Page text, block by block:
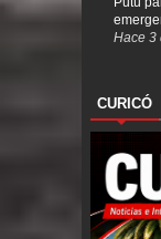
Hace 3
CURICÓ